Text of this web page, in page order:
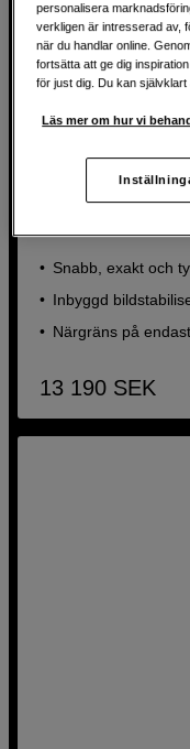
Lätt och ljusstark
design
Snabb, exakt och
Inbyggd
Närgräns på
13 190 SEK
personalisera
verkligen är intresserad av,
när du handlar online.
fortsätta att ge dig
för just dig. Du kan
Läs mer om hur vi